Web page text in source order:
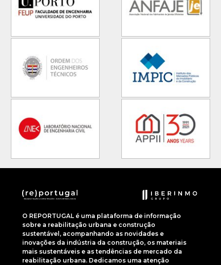
O REPORTUGAL é uma plataforma de informação
sobre a reabilitação urbana e construção
sustentável, acompanhando as novidades e
inovações da indústria da construção, os materiais
mais sustentáveis e as tendências de mercado da
reabilitação urbana. Dedicamos uma atenção